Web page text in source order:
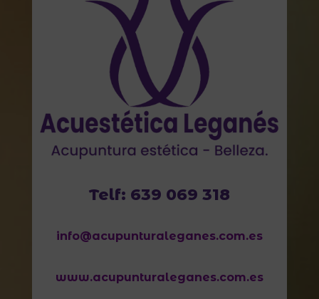
Telf: 639 069 318
info@acupunturaleganes.com.es
www.acupunturaleganes.com.es